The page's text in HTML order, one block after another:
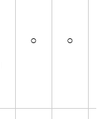
○ ○